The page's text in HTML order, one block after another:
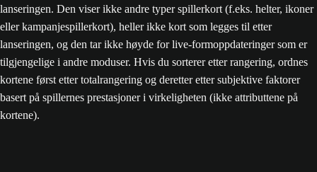
lanseringen. Den viser ikke andre typer spillerkort (f.eks. helter, ikoner
eller kampanjespillerkort), heller ikke kort som legges til etter
lanseringen, og den tar ikke høyde for live-formoppdateringer som er
tilgjengelige i andre moduser. Hvis du sorterer etter rangering, ordnes
kortene først etter totalrangering og deretter etter subjektive faktorer
basert på spillernes prestasjoner i virkeligheten (ikke attributtene på
kortene).